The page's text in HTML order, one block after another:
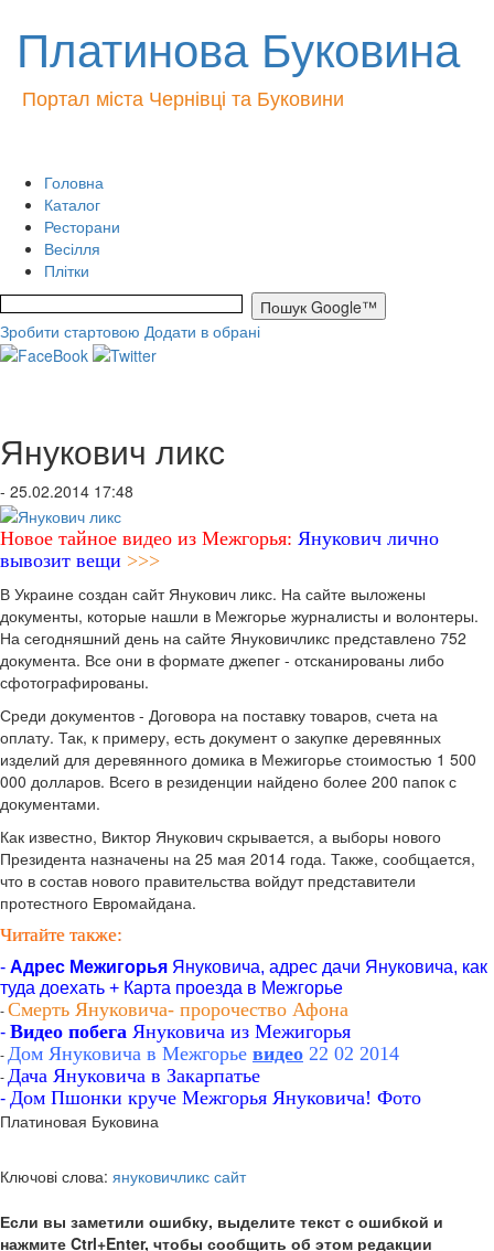
Платинова Буковина
Портал міста Чернівці та Буковини
Головна
Каталог
Ресторани
Весілля
Плітки
Зробити стартовою Додати в обрані
Янукович ликс
- 25.02.2014 17:48
Новое тайное видео из Межгорья: Янукович лично
вывозит вещи >>>
В Украине создан сайт Янукович ликс. На сайте выложены
документы, которые нашли в Межгорье журналисты и волонтеры.
На сегодняшний день на сайте Януковичликс представлено 752
документа. Все они в формате джепег - отсканированы либо
сфотографированы.
Среди документов - Договора на поставку товаров, счета на
оплату. Так, к примеру, есть документ о закупке деревянных
изделий для деревянного домика в Межигорье стоимостью 1 500
000 долларов. Всего в резиденции найдено более 200 папок с
документами.
Как известно, Виктор Янукович скрывается, а выборы нового
Президента назначены на 25 мая 2014 года. Также, сообщается,
что в состав нового правительства войдут представители
протестного Евромайдана.
Читайте также:
- Адрес Межигорья Януковича, адрес дачи Януковича, как
туда доехать + Карта проезда в Межгорье
- Смерть Януковича- пророчество Афона
- Видео побега Януковича из Межигорья
- Дом Януковича в Межгорье видео 22 02 2014
- Дача Януковича в Закарпатье
- Дом Пшонки круче Межгорья Януковича! Фото
Платиновая Буковина
Ключові слова: януковичликс сайт
Если вы заметили ошибку, выделите текст с ошибкой и
нажмите Ctrl+Enter, чтобы сообщить об этом редакции